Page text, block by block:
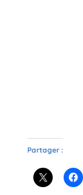
Partager :